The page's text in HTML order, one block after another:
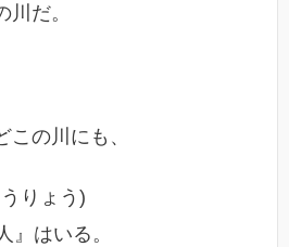
だ。
の川にも、
りょう)
』はいる。